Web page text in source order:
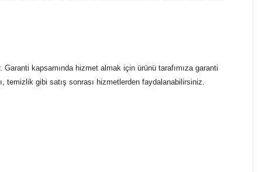
kapsamında hizmet almak için ürünü tarafımıza garanti
temizlik gibi satış sonrası hizmetlerden faydalanabilirsiniz.